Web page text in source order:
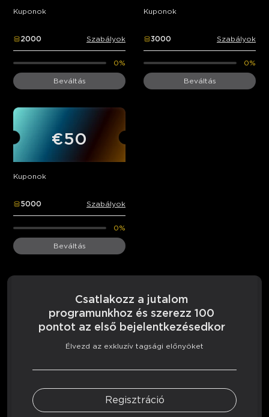
Kuponok
2000 Szabályok
0%
Beváltás
Kuponok
3000 Szabályok
0%
Beváltás
€50
Kuponok
5000 Szabályok
0%
Beváltás
Csatlakozz a jutalom
programunkhoz és szerezz 100
pontot az első bejelentkezésedkor
Élvezd az exkluzív tagsági előnyöket
Regisztráció